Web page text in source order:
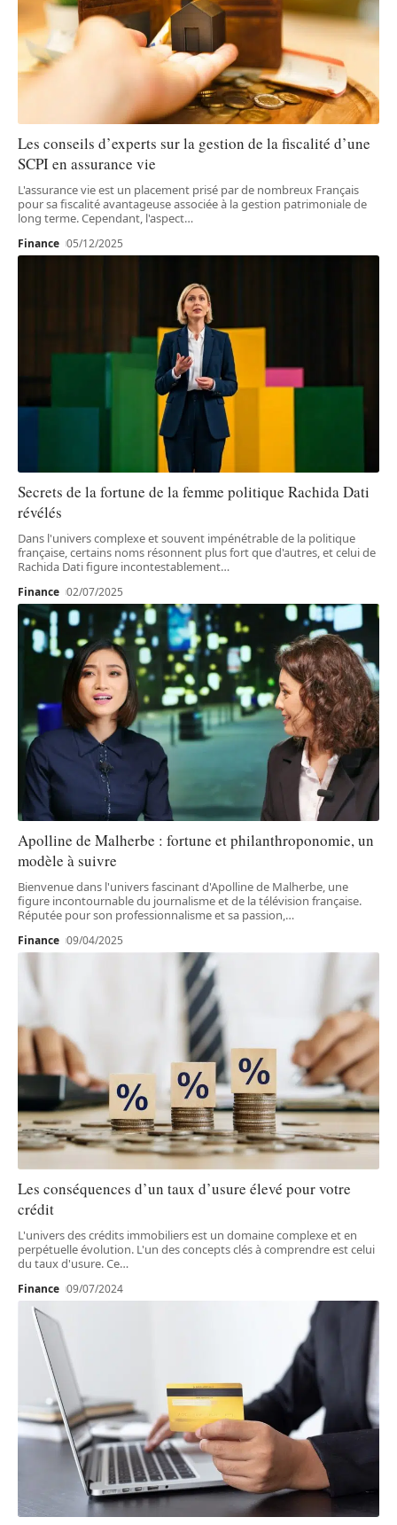
Les conseils d’experts sur la gestion de la fiscalité d’une
SCPI en assurance vie
L'assurance vie est un placement prisé par de nombreux Français
pour sa fiscalité avantageuse associée à la gestion patrimoniale de
long terme. Cependant, l'aspect…
Finance 05/12/2025
Secrets de la fortune de la femme politique Rachida Dati
révélés
Dans l'univers complexe et souvent impénétrable de la politique
française, certains noms résonnent plus fort que d'autres, et celui de
Rachida Dati figure incontestablement…
Finance 02/07/2025
Apolline de Malherbe : fortune et philanthroponomie, un
modèle à suivre
Bienvenue dans l'univers fascinant d'Apolline de Malherbe, une
figure incontournable du journalisme et de la télévision française.
Réputée pour son professionnalisme et sa passion,…
Finance 09/04/2025
Les conséquences d’un taux d’usure élevé pour votre
crédit
L'univers des crédits immobiliers est un domaine complexe et en
perpétuelle évolution. L'un des concepts clés à comprendre est celui
du taux d'usure. Ce…
Finance 09/07/2024